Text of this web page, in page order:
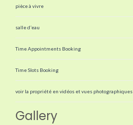
pièce à vivre
salle d’eau
Time Appointments Booking
Time Slots Booking
voir la propriété en vidéos et vues photographiques
Gallery